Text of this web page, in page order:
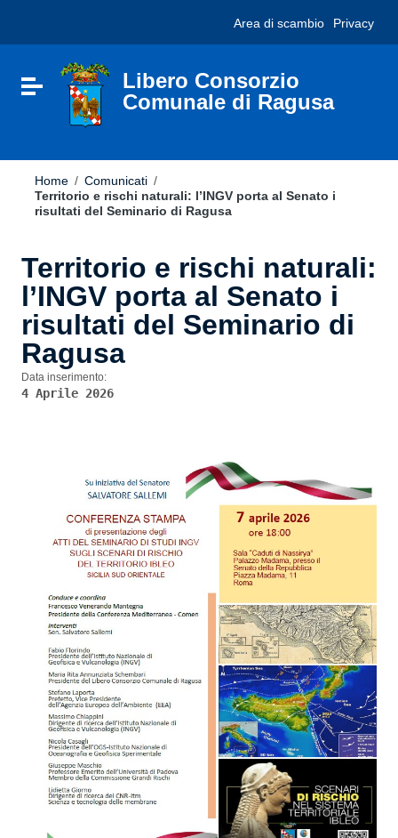
sito
include
Vai al footer
Area di scambio Privacy
Attiva / disattiva la navigazione
Libero Consorzio
Comunale di Ragusa
Home / Comunicati /
Territorio e rischi naturali: l’INGV porta al Senato i
risultati del Seminario di Ragusa
Territorio e rischi naturali:
l’INGV porta al Senato i
risultati del Seminario di
Ragusa
Data inserimento:
4 Aprile 2026